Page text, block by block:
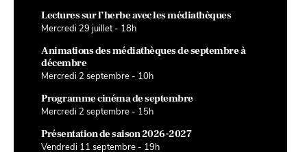
Lectures sur l’herbe avec les médiathèques
Mercredi 29 juillet - 18h
Animations des médiathèques de septembre à
décembre
Mercredi 2 septembre - 10h
Programme cinéma de septembre
Mercredi 2 septembre - 15h
Présentation de saison 2026-2027
Vendredi 11 septembre - 19h